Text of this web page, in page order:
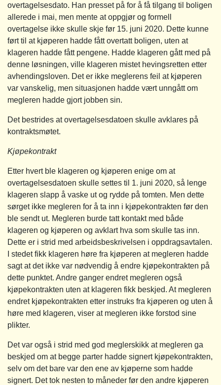
overtagelsesdato. Han presset på for å få tilgang til boligen
allerede i mai, men mente at oppgjør og formell
overtagelse ikke skulle skje før 15. juni 2020. Dette kunne
ført til at kjøperen hadde fått overtatt boligen, uten at
klageren hadde fått pengene. Hadde klageren gått med på
denne løsningen, ville klageren mistet hevingsretten etter
avhendingsloven. Det er ikke meglerens feil at kjøperen
var vanskelig, men situasjonen hadde vært unngått om
megleren hadde gjort jobben sin.
Det bestrides at overtagelsesdatoen skulle avklares på
kontraktsmøtet.
Kjøpekontrakt
Etter hvert ble klageren og kjøperen enige om at
overtagelsesdatoen skulle settes til 1. juni 2020, så lenge
klageren slapp å vaske ut og rydde på tomten. Men dette
sørget ikke megleren for å ta inn i kjøpekontrakten før den
ble sendt ut. Megleren burde tatt kontakt med både
klageren og kjøperen og avklart hva som skulle tas inn.
Dette er i strid med arbeidsbeskrivelsen i oppdragsavtalen.
I stedet fikk klageren høre fra kjøperen at megleren hadde
sagt at det ikke var nødvendig å endre kjøpekontrakten på
dette punktet. Andre ganger endret megleren også
kjøpekontrakten uten at klageren fikk beskjed. At megleren
endret kjøpekontrakten etter instruks fra kjøperen og uten å
høre med klageren, viser at megleren ikke forstod sine
plikter.
Det var også i strid med god meglerskikk at megleren ga
beskjed om at begge parter hadde signert kjøpekontrakten,
selv om det bare var den ene av kjøperne som hadde
signert. Det tok nesten to måneder før den andre kjøperen